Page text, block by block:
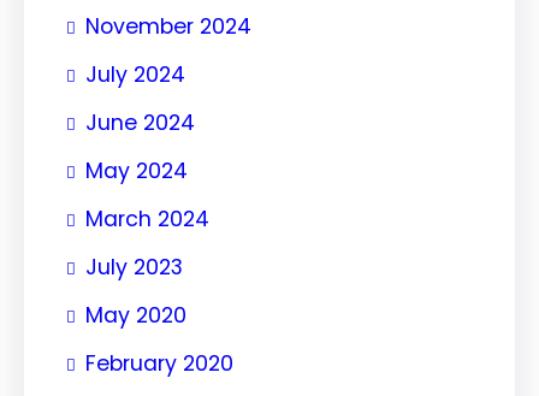
November 2024
July 2024
June 2024
May 2024
March 2024
July 2023
May 2020
February 2020